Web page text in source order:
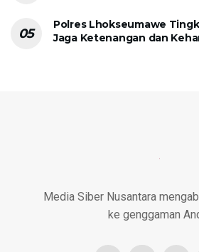
Polres Lhokseumawe
Jaga Ketenangan dan
Media Siber Nusantara
ke genggaman